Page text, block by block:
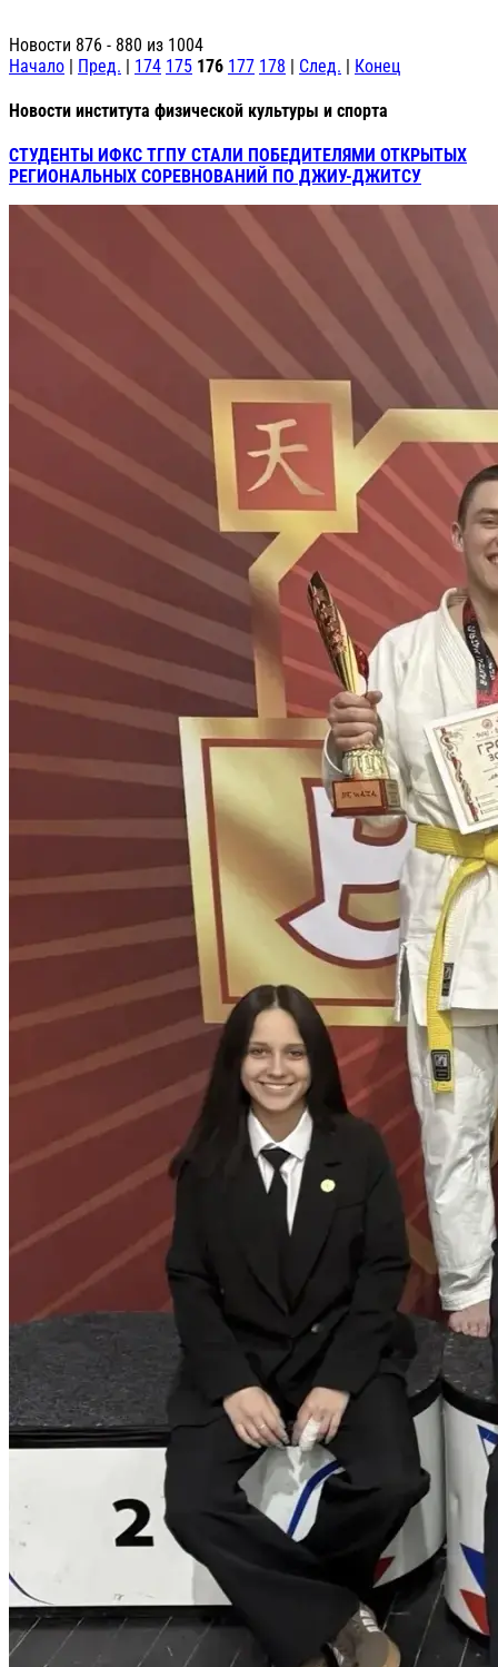
Новости 876 - 880 из 1004
Начало | Пред. | 174 175 176 177 178 | След. | Конец
Новости института физической культуры и спорта
СТУДЕНТЫ ИФКС ТГПУ СТАЛИ ПОБЕДИТЕЛЯМИ ОТКРЫТЫХ
РЕГИОНАЛЬНЫХ СОРЕВНОВАНИЙ ПО ДЖИУ-ДЖИТСУ